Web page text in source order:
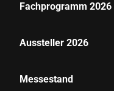
Fachprogramm 2026
Aussteller 2026
Messestand